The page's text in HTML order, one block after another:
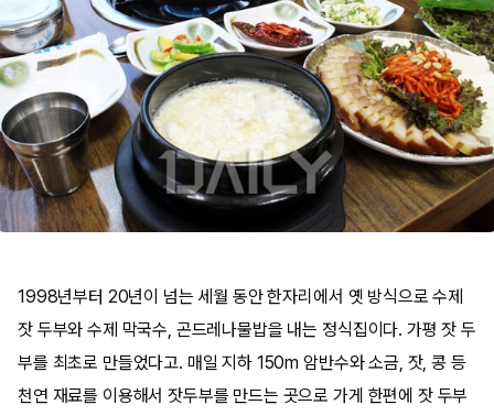
1998년부터 20년이 넘는 세월 동안 한자리에서 옛 방식으로 수제
잣 두부와 수제 막국수, 곤드레나물밥을 내는 정식집이다. 가평 잣 두
부를 최초로 만들었다고. 매일 지하 150m 암반수와 소금, 잣, 콩 등
천연 재료를 이용해서 잣두부를 만드는 곳으로 가게 한편에 잣 두부